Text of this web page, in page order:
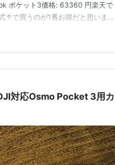
ポケット3価格: 63360 円楽天で
↑で買うのが1番お得だと思いま
対応Osmo Pocket 3用カ